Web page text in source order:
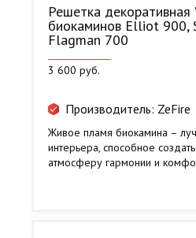
Решетка
биокаминов Elliot 900,
Flagman 700
3 600 руб.
Производитель: ZeFire
Живое пламя биокамина –
интерьера, способное
атмосферу гармонии и